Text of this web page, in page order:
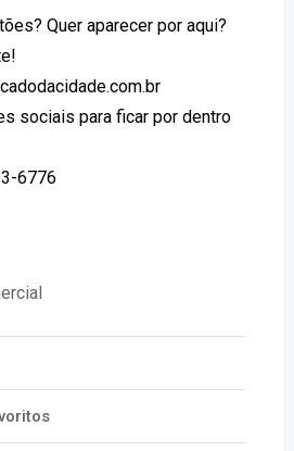
Quer aparecer por aqui?
sociais para ficar por dentro
6776